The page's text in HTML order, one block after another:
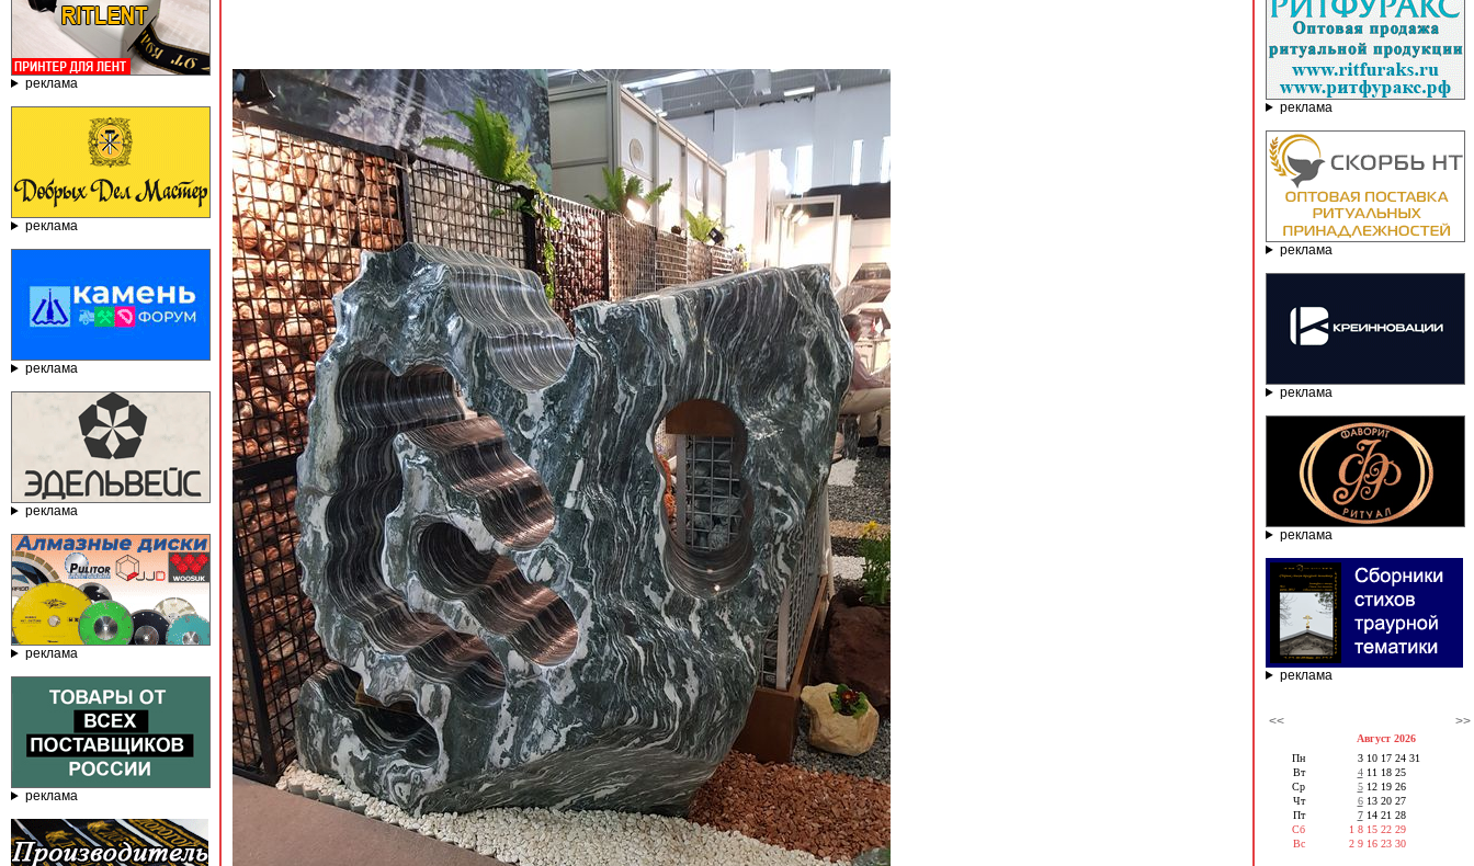
реклама
реклама
реклама
реклама
реклама
реклама
реклама
реклама
реклама
реклама
реклама
<< >>
Август 2026
Пн
Вт
Ср
Чт
Пт
Сб
Вс
3 10 17 24 31
4 11 18 25
5 12 19 26
6 13 20 27
7 14 21 28
1 8 15 22 29
2 9 16 23 30